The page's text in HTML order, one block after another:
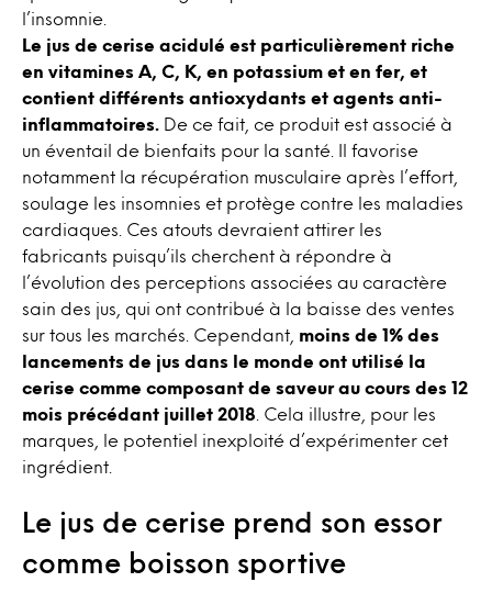
l’insomnie.
Le jus de cerise acidulé est particulièrement riche
en vitamines A, C, K, en potassium et en fer, et
contient différents antioxydants et agents anti-
inflammatoires.
De ce fait, ce produit est associé à
un éventail de bienfaits pour la santé. Il favorise
notamment la récupération musculaire après l’effort,
soulage les insomnies et protège contre les maladies
cardiaques. Ces atouts devraient attirer les
fabricants puisqu’ils cherchent à répondre à
l’évolution des perceptions associées au caractère
sain des jus, qui ont contribué à la baisse des ventes
sur tous les marchés. Cependant, moins de 1% des
lancements de jus dans le monde ont utilisé la
cerise comme composant de saveur au cours des 12
mois précédant juillet 2018 . Cela illustre, pour les
marques, le potentiel inexploité d’expérimenter cet
ingrédient.
Le jus de cerise prend son essor
comme boisson sportive